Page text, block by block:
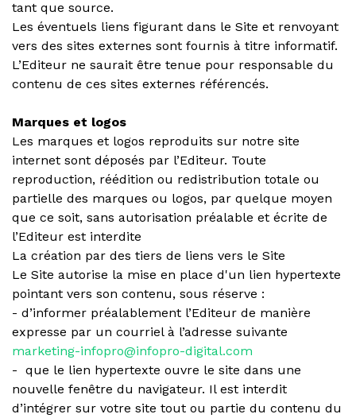
tant que source.
Les éventuels liens figurant dans le Site et renvoyant
vers des sites externes sont fournis à titre informatif.
L’Editeur ne saurait être tenue pour responsable du
contenu de ces sites externes référencés.
Marques et logos
Les marques et logos reproduits sur notre site
internet sont déposés par l’Editeur. Toute
reproduction, réédition ou redistribution totale ou
partielle des marques ou logos, par quelque moyen
que ce soit, sans autorisation préalable et écrite de
l’Editeur est interdite
La création par des tiers de liens vers le Site
Le Site autorise la mise en place d'un lien hypertexte
pointant vers son contenu, sous réserve :
- d’informer préalablement l’Editeur de manière
expresse par un courriel à l’adresse suivante
marketing-infopro@infopro-digital.com
- que le lien hypertexte ouvre le site dans une
nouvelle fenêtre du navigateur. Il est interdit
d’intégrer sur votre site tout ou partie du contenu du